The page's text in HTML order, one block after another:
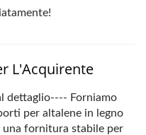
L'Acquirente
dettaglio---- Forniamo
per altalene in legno
una fornitura stabile per